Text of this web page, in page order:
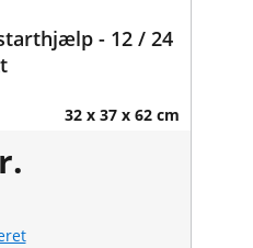
- 12 / 24
32 x 37 x 62 cm